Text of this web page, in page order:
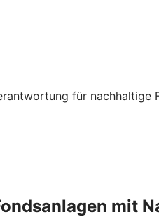
für nachhaltige
mit